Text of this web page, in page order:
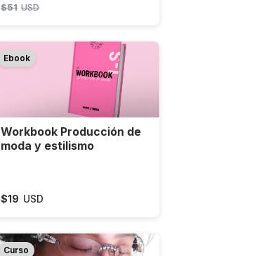
$51 USD
Ebook
Workbook Producción de
moda y estilismo
$19 USD
Curso